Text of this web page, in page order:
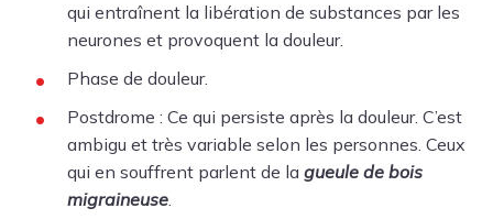
qui entraînent la libération de substances par les
neurones et provoquent la douleur.
Phase de douleur.
Postdrome : Ce qui persiste après la douleur. C’est
ambigu et très variable selon les personnes. Ceux
qui en souffrent parlent de la gueule de bois
migraineuse.